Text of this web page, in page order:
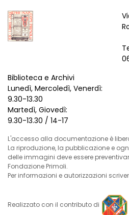
Biblioteca e Archivi
Lunedì, Mercoledì, Venerdì:
9.30-13.30
Martedì, Giovedì:
9.30-13.30 / 14-17
L'accesso alla documentazione è
La riproduzione, la pubblicazione e
delle immagini deve essere
Fondazione Primoli.
Per informazioni e autorizzazioni
Realizzato con il contributo di